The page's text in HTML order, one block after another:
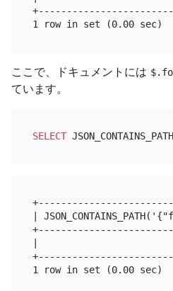
ここで、ドキュメントには
ています。
SELECT
|